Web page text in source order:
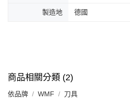
製造地 德國
商品相關分類 (2)
依品牌 WMF 刀具